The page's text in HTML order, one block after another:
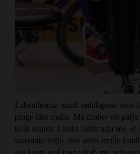
Lahendusena pandi sadulaposti
pinge läks maha. Mu ümber oli
kõik sujuks. Lisaks tõstis tuju see,
saateauto välja, mis andis mulle